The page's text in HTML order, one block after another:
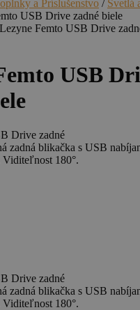
a Príslušenstvo / Svetlá
USB Drive zadné biele
Lezyne Femto USB Drive
USB
Drive zadné
zadná blikačka s USB
180°.
Drive zadné
zadná blikačka s USB
180°.